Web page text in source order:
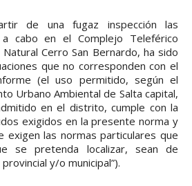
de una fugaz inspección las
a cabo en el Complejo Teleférico
Cerro San Bernardo, ha sido
que no corresponden con el
(el uso permitido, según el
Urbano Ambiental de Salta capital,
en el distrito, cumple con la
exigidos en la presente norma y
exigen las normas particulares que
se pretenda localizar, sean de
y/o municipal”).